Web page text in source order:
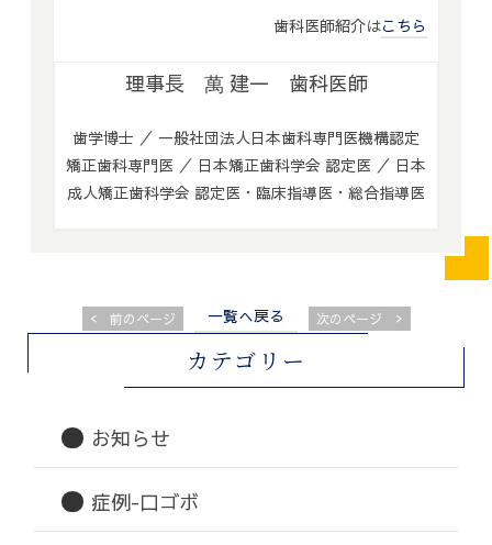
カテゴリー
お知らせ
症例-口ゴボ
歯科医師紹介はこちら
理事長 萬 建一 歯科医師
歯学博士 ／ 一般社団法人日本歯科専門医機構認定
矯正歯科専門医 ／ 日本矯正歯科学会 認定医 ／ 日本
成人矯正歯科学会 認定医・臨床指導医・総合指導医
<前のページ 一覧へ戻る 次のページ >